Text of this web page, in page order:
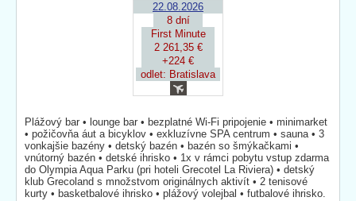
22.08.2026
8 dní
First Minute
2 261,35 €
+224 €
odlet: Bratislava
Plážový bar • lounge bar • bezplatné Wi-Fi pripojenie • minimarket
• požičovňa áut a bicyklov • exkluzívne SPA centrum • sauna • 3
vonkajšie bazény • detský bazén • bazén so šmýkačkami •
vnútorný bazén • detské ihrisko • 1x v rámci pobytu vstup zdarma
do Olympia Aqua Parku (pri hoteli Grecotel La Riviera) • detský
klub Grecoland s množstvom originálnych aktivít • 2 tenisové
kurty • basketbalové ihrisko • plážový volejbal • futbalové ihrisko.